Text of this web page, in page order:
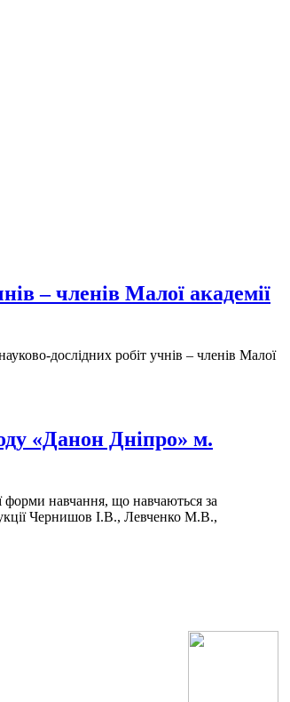
– членів Малої академії
дослідних робіт учнів – членів Малої
«Данон Дніпро» м.
форми навчання, що навчаються за
Чернишов І.В., Левченко М.В.,